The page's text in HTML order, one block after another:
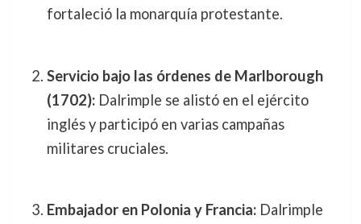
fortaleció la monarquía protestante.
Servicio bajo las órdenes de Marlborough
(1702):Dalrimple se alistó en el ejército
inglés y participó en varias campañas
militares cruciales.
Embajador en Polonia y Francia:Dalrimple